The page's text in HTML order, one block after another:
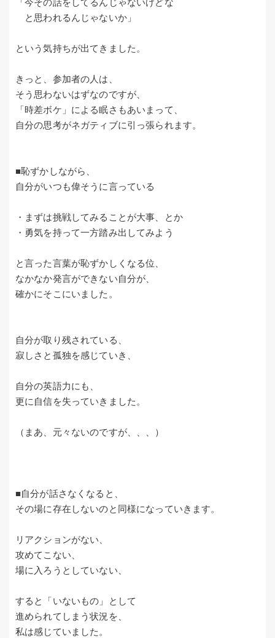
「今その話をしてるんじゃないけどな
と思われるんじゃないか」
という気持ちが出てきました。
きっと、参加者の人は、
そう思わないはずなのですが、
「時差ボケ」による眠さもあいまって、
自分の思考がネガティブに引っ張られます。
■恥ずかしながら、
自分がいつも偉そうに言っている
・まずは挑戦してみることが大事、とか
・勇気を持って一方踏み出してみよう
と言った言葉が恥ずかしくなる位、
なかなか発言ができない自分が、
確かにそこにいました。
自分が取り残されている、
寂しさと孤独を感じていき、
自分の英語力にも、
更に自信を失っていきました。
（まあ、元々ないのですが、、、）
■自分が話さなくなると、
その場に存在しないのと同様になっていきます。
リアクションがない、
攻めてこない、
場に入ろうとしていない、
すると「いないもの」として
進められてしまう状況を、
私は感じていました。